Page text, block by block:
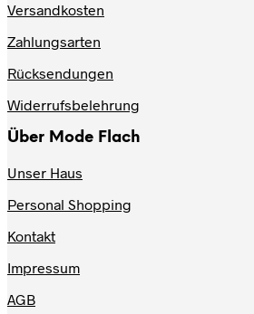
Versandkosten
Zahlungsarten
Rücksendungen
Widerrufsbelehrung
Über Mode Flach
Unser Haus
Personal Shopping
Kontakt
Impressum
AGB